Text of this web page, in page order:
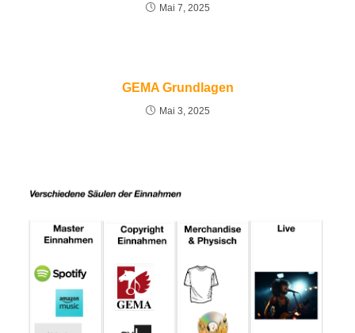
Mai 7, 2025
GEMA Grundlagen
Mai 3, 2025